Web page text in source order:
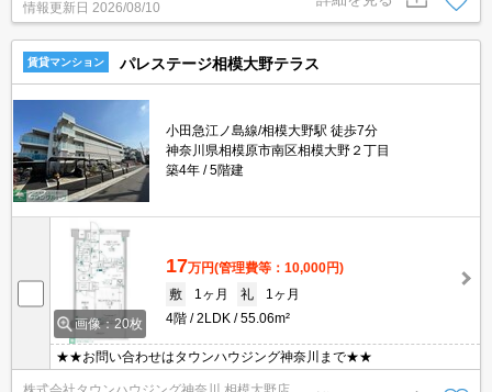
ート。
情報更新日 2026/08/10
賃貸マンション パレステージ相模大野テラス
小田急江ノ島線/相模大野駅 徒歩7分
神奈川県相模原市南区相模大野２丁目
築4年
5階建
画像：20枚
17万円(管理費等：10,000円)
敷
1ヶ月 礼
1ヶ月
4階
2LDK 55.06m²
★★お問い合わせはタウンハウジング神奈川まで★★